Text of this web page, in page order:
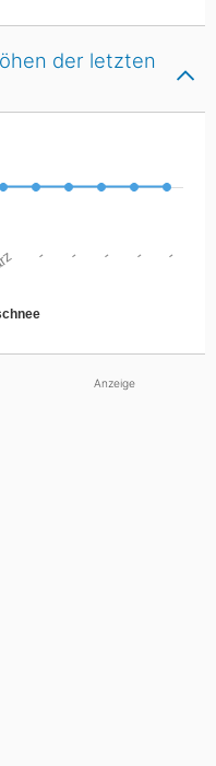
der letzten
- - - - -
Anzeige